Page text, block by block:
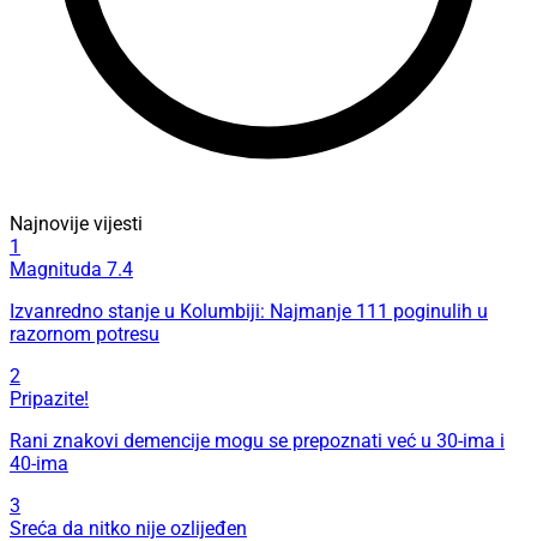
Najnovije vijesti
1
Magnituda 7.4
Izvanredno stanje u Kolumbiji: Najmanje 111 poginulih u
razornom potresu
2
Pripazite!
Rani znakovi demencije mogu se prepoznati već u 30-ima i
40-ima
3
Sreća da nitko nije ozlijeđen